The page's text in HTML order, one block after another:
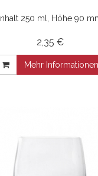
Inhalt 250 ml, Höhe 90
2,35 €
Mehr Informationen